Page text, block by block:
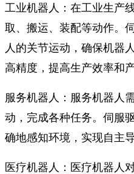
工业机器人：在工业生产
取、搬运、装配等动作。
人的关节运动，确保机器
高精度，提高生产效率和
服务机器人：服务机器人
动，完成各种任务。伺服
确地感知环境，实现自主
医疗机器人：医疗机器人